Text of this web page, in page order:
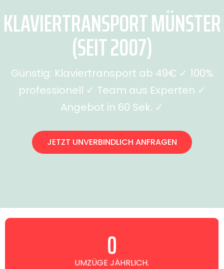
KLAVIERTRANSPORT MÜNSTER
(SEIT 2007)
Günstig: Klaviertransport ab 49€ ✓ 100%
professionell ✓ Team aus Experten ✓
Angebot in 60 Sek. ✓
JETZT UNVERBINDLICH ANFRAGEN
UMZÜGE JÄHRLICH.
0